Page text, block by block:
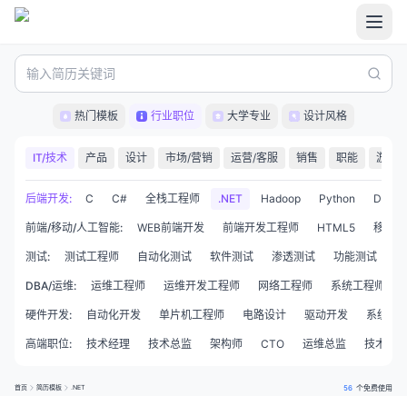
热门模板 行业职位 大学专业 设计风格
IT/技术 产品 设计 市场/营销 运营/客服 销售 职能 游戏
后端开发:
精准推荐 C C# 全栈工程师 .NET Hadoop Python Delphi
前端/移动/人工智能: WEB前端开发 前端开发工程师 HTML5 移动
测试: 测试工程师 自动化测试 软件测试 渗透测试 功能测试
DBA/运维: 运维工程师 运维开发工程师 网络工程师 系统工程师
硬件开发: 自动化开发 单片机工程师 电路设计 驱动开发 系统集
高端职位: 技术经理 技术总监 架构师 CTO 运维总监 技术合
首页 简历模板 .NET 56 个免费使用